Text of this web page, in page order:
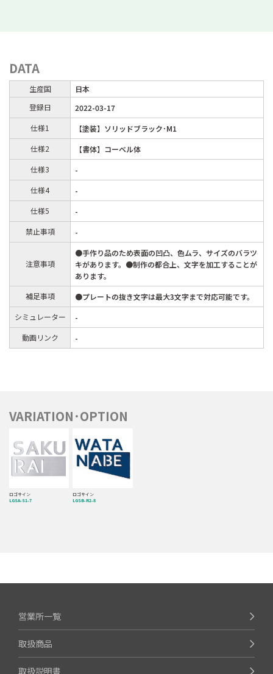
DATA
生産国
日本
登録日
2022-03-17
仕様1
【塗装】ソリッドブラック･M1
仕様2
【書体】コーベル体
仕様3
-
仕様4
-
仕様5
-
禁止事項
-
注意事項
●手作り品のため表面の凹凸、色ムラ、サイズのバラツ
キがあります。●制作の都合上、文字を加工することが
あります。
補足事項
●プレートの抜き文字は最大3文字まで対応可能です。
シミュレーター
-
動画リンク
-
VARIATION･OPTION
ロゴサイン
LGSA-S1-7
ロゴサイン
LGSB-R2-8
営業所一覧
取扱商品
取扱説明書